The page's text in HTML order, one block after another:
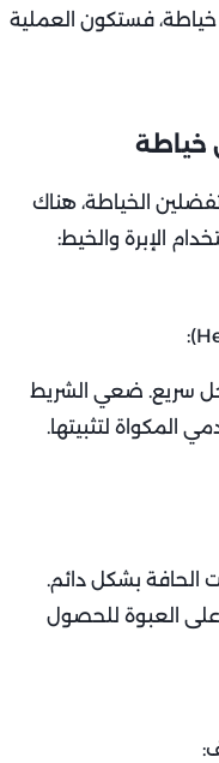
خياطة، فستكون العملية
خياطة
تفضلين الخياطة، هناك
الإبرة والخيط:
حل سريع. ضعي الشريط
المكواة لتثبيتها.
الحافة بشكل دائم.
على العبوة للحصول